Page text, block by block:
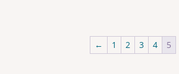
← 1 2 3 4 5